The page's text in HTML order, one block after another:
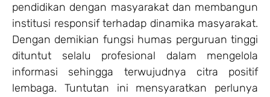
pendidikan dengan masyarakat dan membangun
institusi responsif terhadap dinamika masyarakat.
Dengan demikian fungsi humas perguruan tinggi
dituntut selalu profesional dalam mengelola
informasi sehingga terwujudnya citra positif
lembaga. Tuntutan ini mensyaratkan perlunya